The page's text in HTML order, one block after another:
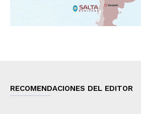
RECOMENDACIONES DEL EDITOR